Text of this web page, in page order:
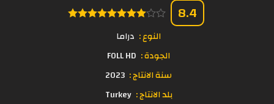
8.4
النوع : دراما
الجودة : FOLL HD
سنة الانتاج : 2023
بلد الانتاج : Turkey